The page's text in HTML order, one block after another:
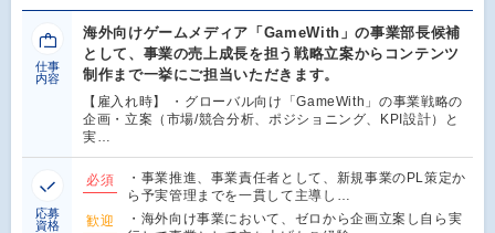
仕事
内容
海外向けゲームメディア「GameWith」の事業部長候補
として、事業の売上成長を担う戦略立案からコンテンツ
制作まで一挙にご担当いただきます。
【雇入れ時】 ・グローバル向け「GameWith」の事業戦略の
企画・立案（市場/競合分析、ポジショニング、KPI設計）と
実…
応募
資格
必須
・事業推進、事業責任者として、新規事業のPL策定か
ら予実管理までを一貫して主導し…
歓迎
・海外向け事業において、ゼロから企画立案し自ら実